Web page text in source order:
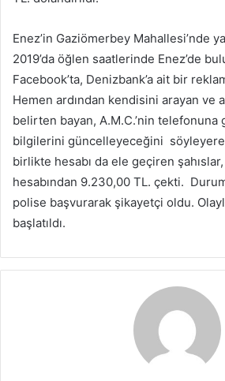
Enez’in Gaziömerbey Mahallesi’nde
2019’da öğlen saatlerinde Enez’de
Facebook’ta, Denizbank’a ait bir
Hemen ardından kendisini arayan ve
belirten bayan, A.M.C.’nin
bilgilerini güncelleyeceğini
birlikte hesabı da ele geçiren şahıslar,
hesabından 9.230,00 TL. çekti.
polise başvurarak şikayetçi oldu.
başlatıldı.